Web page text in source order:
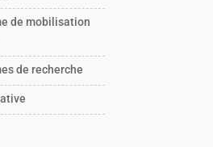
de mobilisation
de recherche